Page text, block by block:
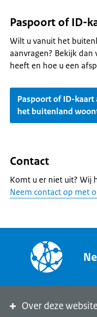
Paspoort of ID-
Wilt u vanuit het
aanvragen? Bekijk
heeft en hoe u een
Paspoort of ID-kaart
het buitenland
Contact
Komt u er niet uit? Wij
Neem contact op met
Over deze